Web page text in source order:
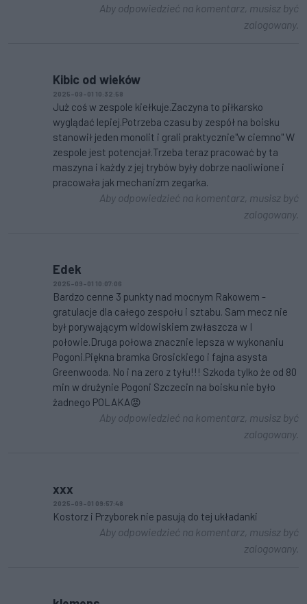
Aby odpowiedzieć na komentarz, musisz być
zalogowany.
Kibic od wieków
2025-09-01 10:32:58
Już coś w zespole kiełkuje.Zaczyna to piłkarsko
wyglądać lepiej.Potrzeba czasu by zespół na boisku
stanowił jeden monolit i grali praktycznie"w ciemno" W
zespole jest potencjał.Trzeba teraz pracować by ta
maszyna i każdy z jej trybów były dobrze naoliwione i
pracowała jak mechanizm zegarka.
Aby odpowiedzieć na komentarz, musisz być
zalogowany.
Edek
2025-09-01 10:07:06
Bardzo cenne 3 punkty nad mocnym Rakowem -
gratulacje dla całego zespołu i sztabu. Sam mecz nie
był porywającym widowiskiem zwłaszcza w I
połowie.Druga połowa znacznie lepsza w wykonaniu
Pogoni.Piękna bramka Grosickiego i fajna asysta
Greenwooda. No i na zero z tyłu!!! Szkoda tylko że od 80
min w drużynie Pogoni Szczecin na boisku nie było
żadnego POLAKA😡
Aby odpowiedzieć na komentarz, musisz być
zalogowany.
xxx
2025-09-01 09:57:48
Kostorz i Przyborek nie pasują do tej układanki
Aby odpowiedzieć na komentarz, musisz być
zalogowany.